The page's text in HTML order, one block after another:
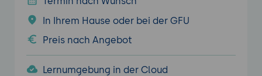
In Ihrem Hause oder bei der GFU
Preis nach Angebot
Lernumgebung in der Cloud